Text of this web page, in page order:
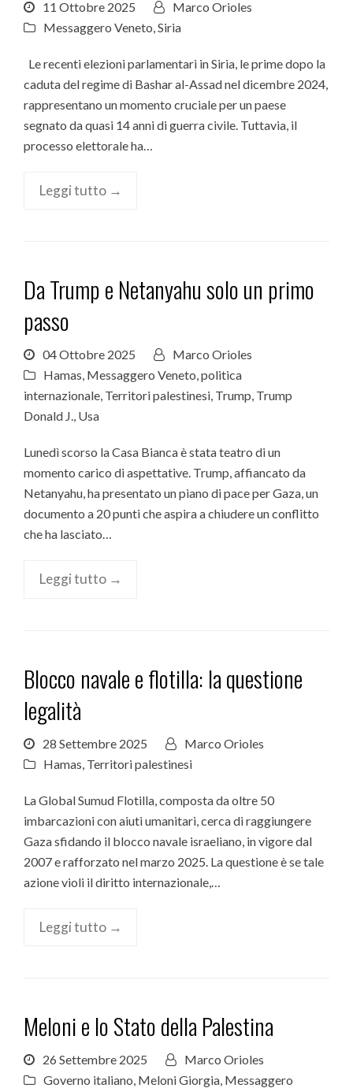
11 Ottobre 2025
Marco Orioles
Messaggero Veneto Siria
Le recenti elezioni parlamentari in Siria, le prime dopo la
caduta del regime di Bashar al-Assad nel dicembre 2024,
rappresentano un momento cruciale per un paese
segnato da quasi 14 anni di guerra civile. Tuttavia, il
processo elettorale ha…
Leggi tutto →
Da Trump e Netanyahu solo un primo
passo
04 Ottobre 2025
Marco Orioles
Hamas, Messaggero Veneto,politica
internazionale, Territori palestinesi, Trump, Trump
Donald J., Usa
Lunedì scorso la Casa Bianca è stata teatro di un
momento carico di aspettative. Trump, affiancato da
Netanyahu, ha presentato un piano di pace per Gaza, un
documento a 20 punti che aspira a chiudere un conflitto
che ha lasciato…
Leggi tutto →
Blocco navale e flotilla: la questione
legalità
28 Settembre 2025
Marco Orioles
Hamas Territori palestinesi
La Global Sumud Flotilla, composta da oltre 50
imbarcazioni con aiuti umanitari, cerca di raggiungere
Gaza sfidando il blocco navale israeliano, in vigore dal
2007 e rafforzato nel marzo 2025. La questione è se tale
azione violi il diritto internazionale,…
Leggi tutto →
Meloni e lo Stato della Palestina
26 Settembre 2025
Marco Orioles
Governo italiano, Meloni Giorgia, Messaggero